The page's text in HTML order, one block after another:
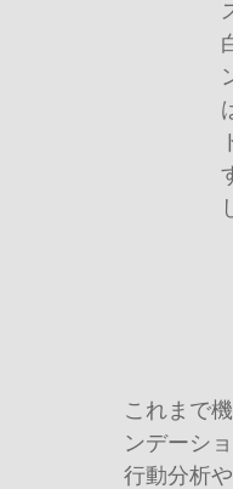
これまで
ンデーシ
行動分析